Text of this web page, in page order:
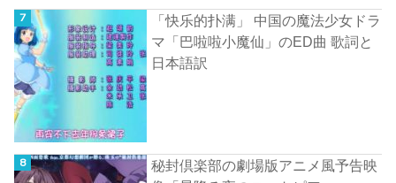
「快乐的扑满」 中国の魔法少女ドラ
マ「巴啦啦小魔仙」のED曲 歌詞と
日本語訳
秘封倶楽部の劇場版アニメ風予告映